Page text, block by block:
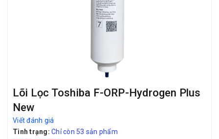
Lõi Lọc Toshiba F-ORP-Hydrogen Plus
New
Viết đánh giá
Tình trạng: Chỉ còn 53 sản phẩm